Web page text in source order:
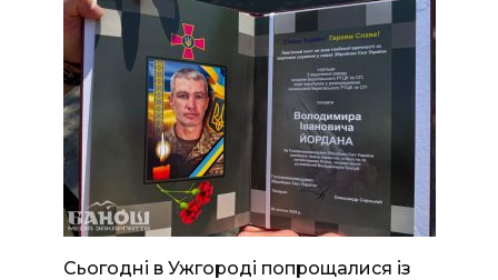
Сьогодні в Ужгороді попрощалися із